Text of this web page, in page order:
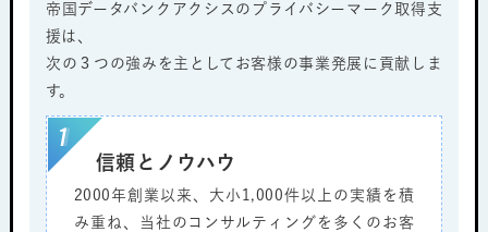
帝国データバンクアクシスのプライバシーマーク取得支
援は、
次の３つの強みを主としてお客様の事業発展に貢献しま
す。
信頼とノウハウ
2000年創業以来、大小1,000件以上の実績を積
み重ね、当社のコンサルティングを多くのお客